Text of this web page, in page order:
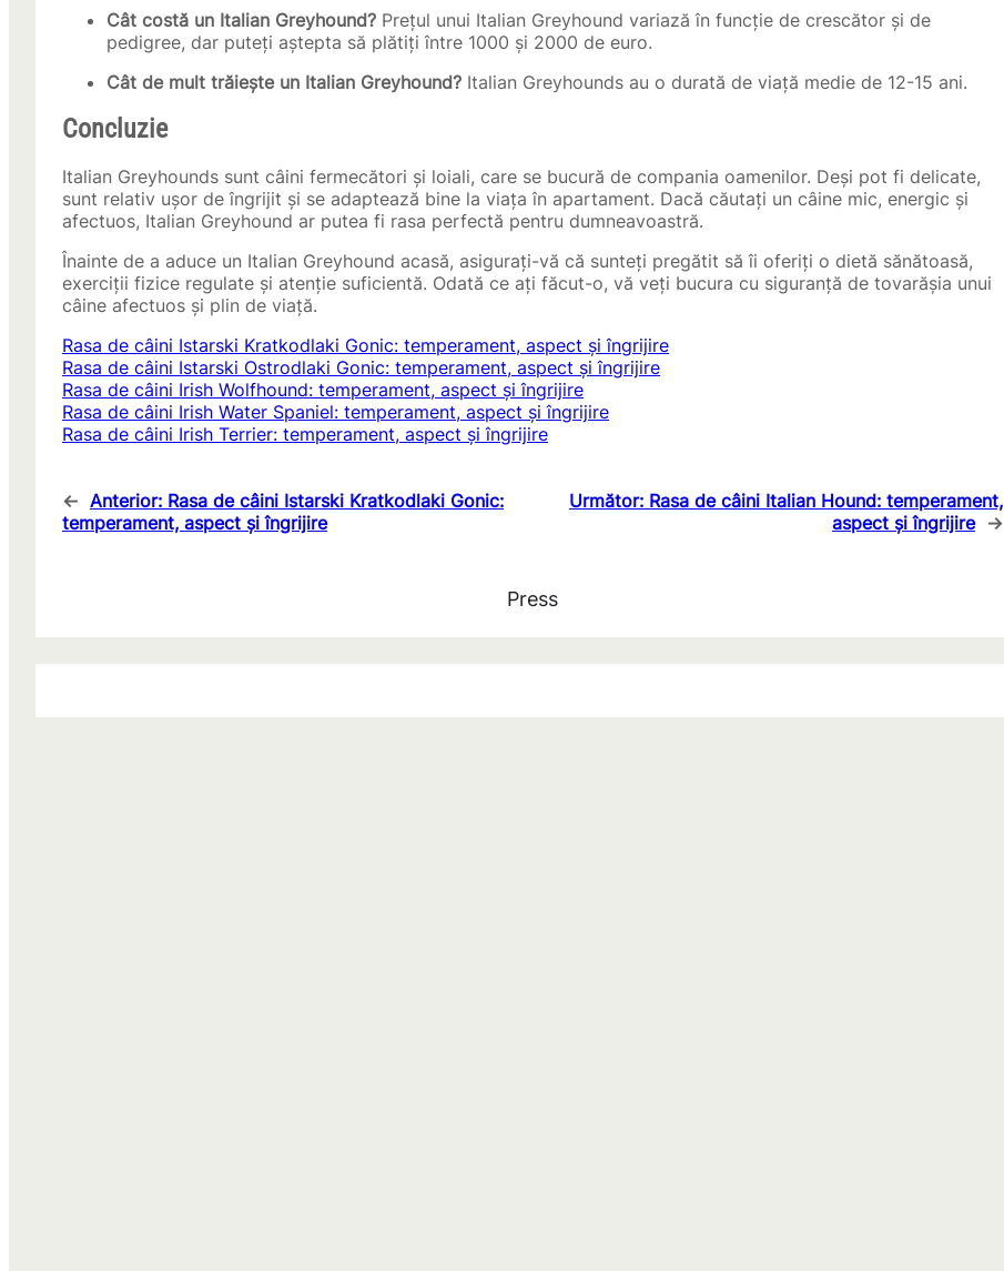
Cât costă un Italian Greyhound? Prețul unui Italian Greyhound variază în funcție de crescător și de
pedigree, dar puteți aștepta să plătiți între 1000 și 2000 de euro.
Cât de mult trăiește un Italian Greyhound? Italian Greyhounds au o durată de viață medie de 12-15 ani.
Concluzie
Italian Greyhounds sunt câini fermecători și loiali, care se bucură de compania oamenilor. Deși pot fi delicate,
sunt relativ ușor de îngrijit și se adaptează bine la viața în apartament. Dacă căutați un câine mic, energic și
afectuos, Italian Greyhound ar putea fi rasa perfectă pentru dumneavoastră.
Înainte de a aduce un Italian Greyhound acasă, asigurați-vă că sunteți pregătit să îi oferiți o dietă sănătoasă,
exerciții fizice regulate și atenție suficientă. Odată ce ați făcut-o, vă veți bucura cu siguranță de tovarășia unui
câine afectuos și plin de viață.
Rasa de câini Istarski Kratkodlaki Gonic: temperament, aspect și îngrijire
Rasa de câini Istarski Ostrodlaki Gonic: temperament, aspect și îngrijire
Rasa de câini Irish Wolfhound: temperament, aspect și îngrijire
Rasa de câini Irish Water Spaniel: temperament, aspect și îngrijire
Rasa de câini Irish Terrier: temperament, aspect și îngrijire
← Anterior: Rasa de câini Istarski Kratkodlaki Gonic:
temperament, aspect și îngrijire
Următor: Rasa de câini Italian Hound: temperament,
aspect și îngrijire →
Press